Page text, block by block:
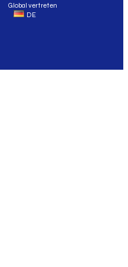
Global vertreten
DE